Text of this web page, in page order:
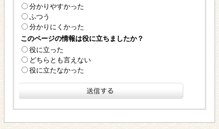
分かりやすかった
ふつう
分かりにくかった
このページの情報は役に立ちましたか？
役に立った
どちらとも言えない
役に立たなかった